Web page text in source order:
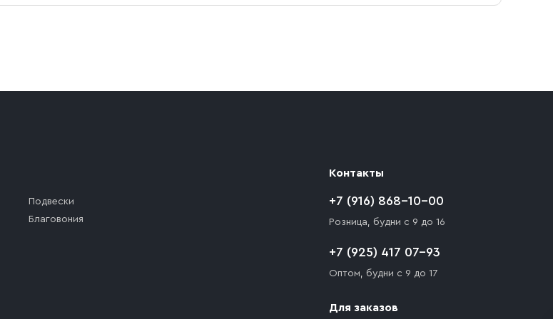
близко к месту запланированной разгрузки товара и не нарушает правила
Подвески
Благовония
Контакты
+7 (916) 868-10-00
Розница, будни с 9 до 16
+7 (925) 417 07-93
Оптом, будни с 9 до 17
Для заказов